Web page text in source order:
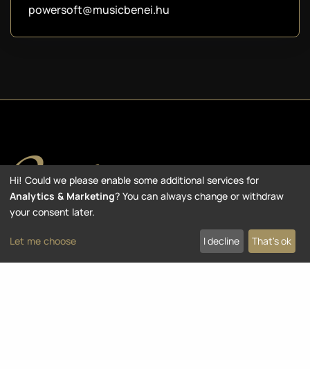
powersoft@musicbenei.hu
© 2026 OVATION GUITARS. All Rights Reserved
Hi! Could we please enable some additional services for
Analytics & Marketing? You can always change or withdraw
your consent later.
Let me choose I decline That's ok